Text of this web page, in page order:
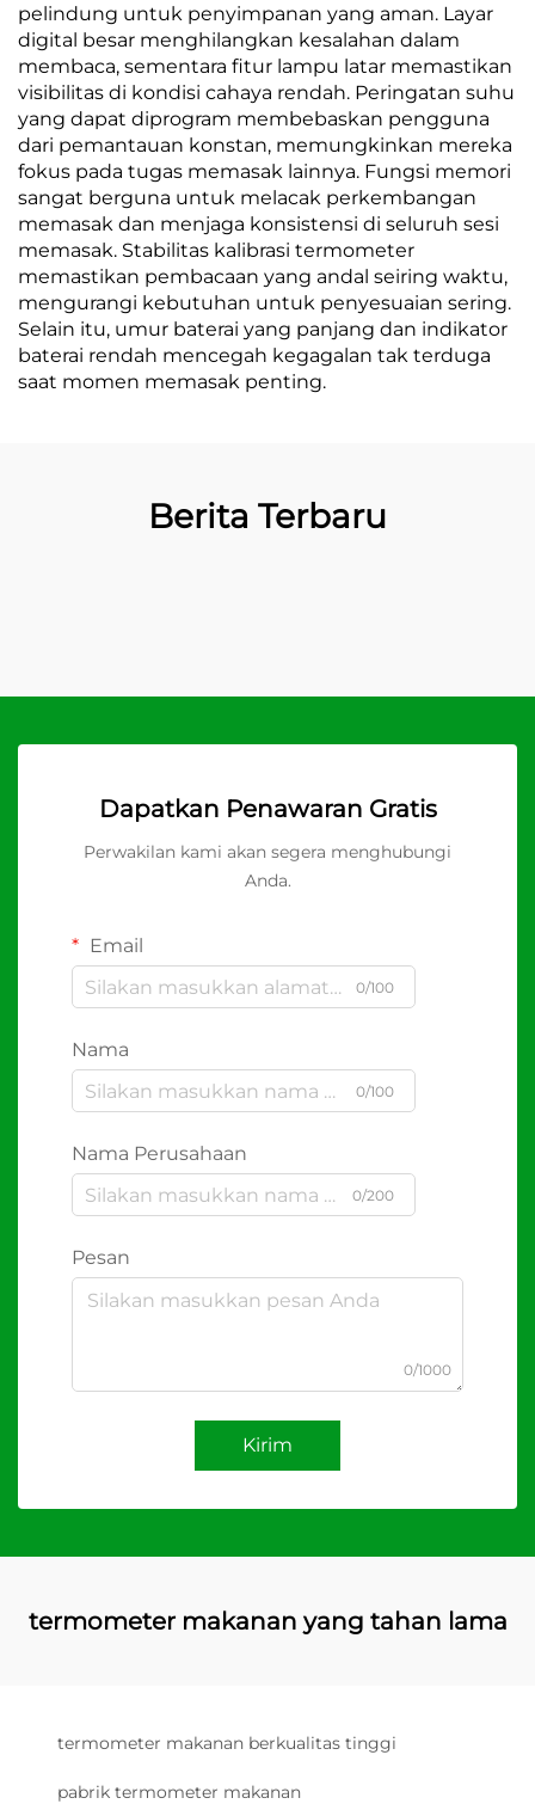
pelindung untuk penyimpanan yang aman. Layar
digital besar menghilangkan kesalahan dalam
membaca, sementara fitur lampu latar memastikan
visibilitas di kondisi cahaya rendah. Peringatan suhu
yang dapat diprogram membebaskan pengguna
dari pemantauan konstan, memungkinkan mereka
fokus pada tugas memasak lainnya. Fungsi memori
sangat berguna untuk melacak perkembangan
memasak dan menjaga konsistensi di seluruh sesi
memasak. Stabilitas kalibrasi termometer
memastikan pembacaan yang andal seiring waktu,
mengurangi kebutuhan untuk penyesuaian sering.
Selain itu, umur baterai yang panjang dan indikator
baterai rendah mencegah kegagalan tak terduga
saat momen memasak penting.
Berita Terbaru
Dapatkan Penawaran Gratis
Perwakilan kami akan segera menghubungi
Anda.
Email
0/100
Nama
0/100
Nama Perusahaan
0/200
Pesan
0/1000
Kirim
termometer makanan yang tahan lama
termometer makanan berkualitas tinggi
pabrik termometer makanan